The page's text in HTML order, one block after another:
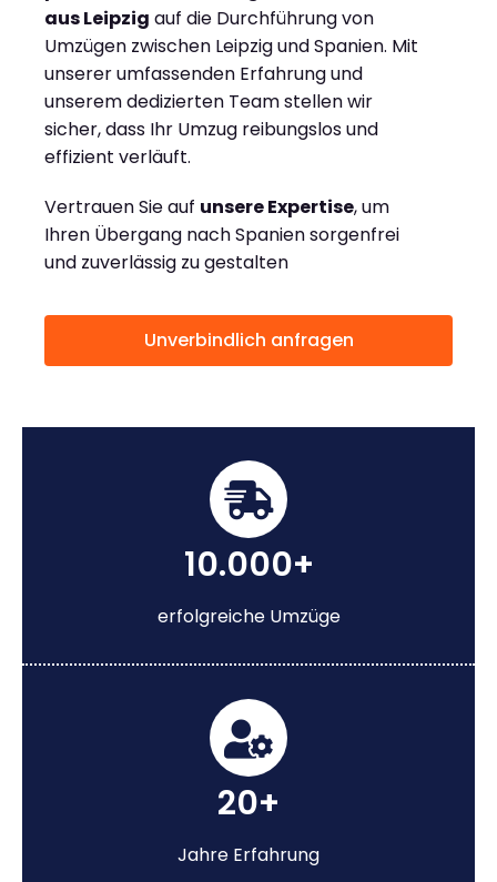
aus Leipzig auf die Durchführung von
Umzügen zwischen Leipzig und Spanien. Mit
unserer umfassenden Erfahrung und
unserem dedizierten Team stellen wir
sicher, dass Ihr Umzug reibungslos und
effizient verläuft.
Vertrauen Sie auf unsere Expertise, um
Ihren Übergang nach Spanien sorgenfrei
und zuverlässig zu gestalten
Unverbindlich anfragen
10.000+
erfolgreiche Umzüge
20+
Jahre Erfahrung